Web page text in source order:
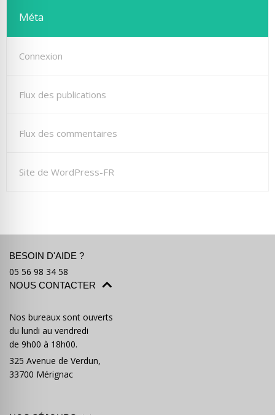
Méta
Connexion
Flux des publications
Flux des commentaires
Site de WordPress-FR
BESOIN D'AIDE ?
05 56 98 34 58
NOUS CONTACTER
Nos bureaux sont ouverts
du lundi au vendredi
de 9h00 à 18h00.
325 Avenue de Verdun,
33700 Mérignac